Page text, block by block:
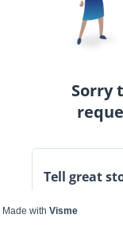
Made with Visme